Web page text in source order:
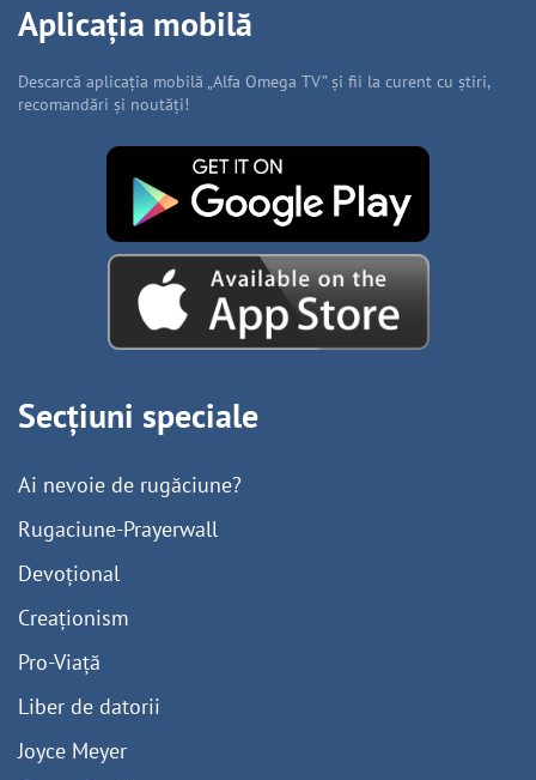
Aplicația mobilă
Descarcă aplicația mobilă „Alfa Omega TV” și fii la curent cu știri,
recomandări și noutăți!
Secțiuni speciale
Ai nevoie de rugăciune?
Rugaciune-Prayerwall
Devoțional
Creaționism
Pro-Viață
Liber de datorii
Joyce Meyer